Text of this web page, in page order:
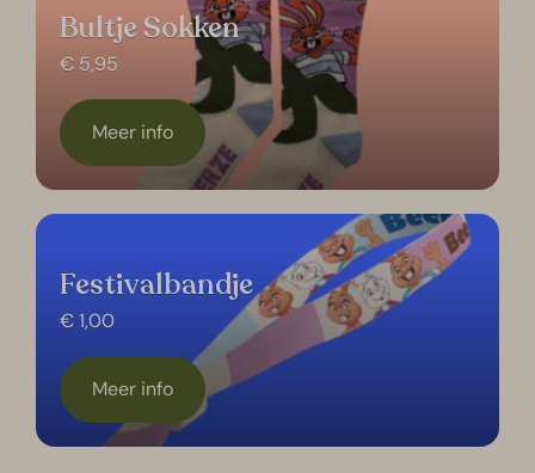
Bultje Sokken
€ 5,95
Meer info
Festivalbandje
€ 1,00
Meer info